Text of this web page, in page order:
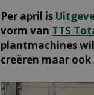
Per april is
vorm van TTS
plantmachines
creëren maar